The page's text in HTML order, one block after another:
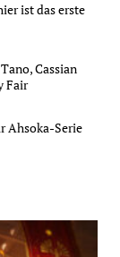
ist das erste
Cassian
Fair
Ahsoka-Serie